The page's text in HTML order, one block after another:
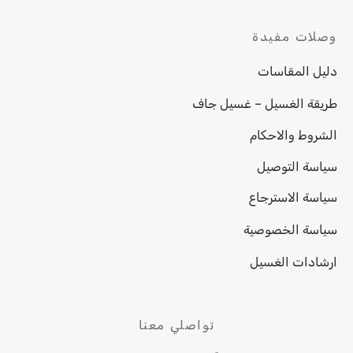
وصلات مفيدة
دليل المقاسات
طريقة الغسيل – غسيل جاف
الشروط والاحكام
سياسة التوصيل
سياسة الاسترجاع
سياسة الخصوصية
ارشادات الغسيل
تواصلي معنا